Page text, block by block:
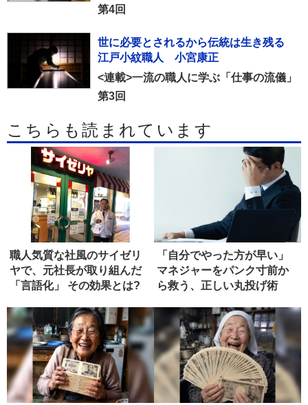
第4回
世に必要とされるから伝統は生き残る
江戸小紋職人 小宮康正
<連載>一流の職人に学ぶ「仕事の流儀」
第3回
こちらも読まれています
職人気質な社風のサイゼリ
ヤで、元社長が取り組んだ
「言語化」 その効果とは?
「自分でやった方が早い」
マネジャーをパンク寸前か
ら救う、正しい丸投げ術